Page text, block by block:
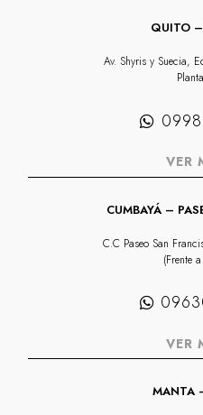
QUITO
Av. Shyris y Suecia,
VER
CUMBAYÁ –
C.C Paseo San
(Frente
VER
MANTA